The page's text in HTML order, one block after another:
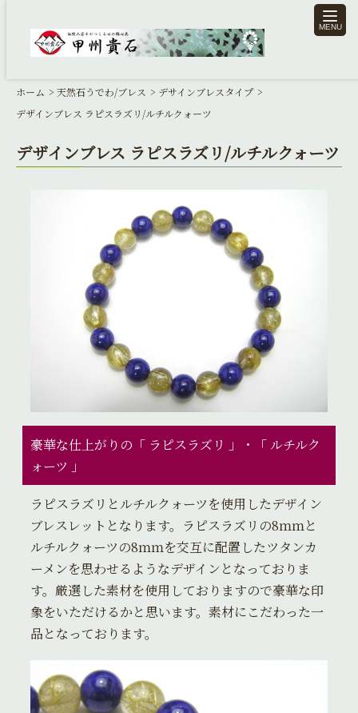
toggle
ホーム 天然石うでわ/ブレス
デサインブレスタイプ
デザインブレス ラピスラズリ/ルチルクォーツ
デザインブレス ラピスラズリ/ルチルクォーツ
豪華な仕上がりの「 ラピスラズリ 」・「 ルチルク
ォーツ 」
ラピスラズリとルチルクォーツを使用したデザイン
ブレスレットとなります。ラピスラズリの8ｍｍと
ルチルクォーツの8ｍｍを交互に配置したツタンカ
ーメンを思わせるようなデザインとなっておりま
す。厳選した素材を使用しておりますので豪華な印
象をいただけるかと思います。素材にこだわった一
品となっております。